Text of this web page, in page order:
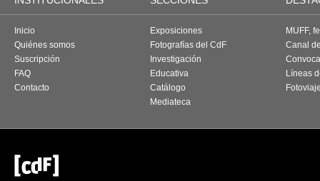
Inicio
Quiénes somos
Suscripción
FAQ
Contacto
Exposiciones
Fotografías del CdF
Investigación
Educativa
Catálogo
Mediateca
MUFF,
Canal
Líneas